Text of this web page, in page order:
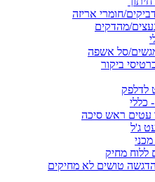
חומרי אריזה
מהדקים
סל אשפה
ביקור
לדלפק
כללי
עטים ראש סיכה
ג'ל
ללוח מחיק
טושים לא מחיקים